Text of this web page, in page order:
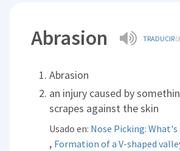
Abrasion TRADUCIR
Abrasion
an injury caused by
scrapes against the skin
Usado en: Nose Picking:
, Formation of a V-shaped